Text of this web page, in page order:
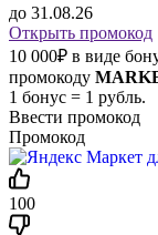
до 31.08.26
Открыть промокод
10 000₽ в виде
промокоду
1 бонус = 1 рубль.
Ввести промокод
Промокод
100